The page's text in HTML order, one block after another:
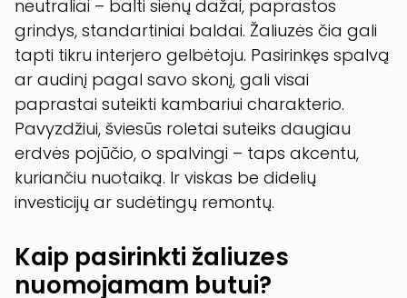
neutraliai – balti sienų dažai, paprastos
grindys, standartiniai baldai. Žaliuzės čia gali
tapti tikru interjero gelbėtoju. Pasirinkęs spalvą
ar audinį pagal savo skonį, gali visai
paprastai suteikti kambariui charakterio.
Pavyzdžiui, šviesūs roletai suteiks daugiau
erdvės pojūčio, o spalvingi – taps akcentu,
kuriančiu nuotaiką. Ir viskas be didelių
investicijų ar sudėtingų remontų.
Kaip pasirinkti žaliuzes
nuomojamam butui?